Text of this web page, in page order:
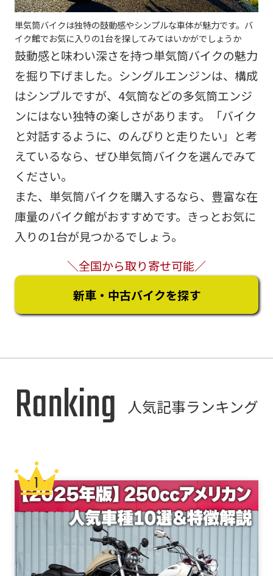
単気筒バイクは独特の鼓動感やシンプルな車体が魅力です。バ
イク館でお気に入りの1台を探してみてはいかがでしょうか
鼓動感と味わい深さを持つ単気筒バイクの魅力
を掘り下げました。シングルエンジンは、構成
はシンプルですが、4気筒などの多気筒エンジ
ンにはない独特の楽しさがあります。「バイク
と対話するように、のんびりと走りたい」と考
えているなら、ぜひ単気筒バイクを選んでみて
ください。
また、単気筒バイクを購入するなら、豊富な在
庫量のバイク館がおすすめです。きっとお気に
入りの1台が見つかるでしょう。
＼全国から取り寄せ可能／
新車・中古バイクを探す
Ranking 人気記事ランキング